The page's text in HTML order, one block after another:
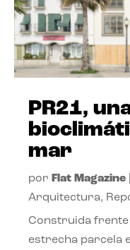
PR21,
mar
por Flat Magazine|
Arquitectura,
Construida
estrecha parcela